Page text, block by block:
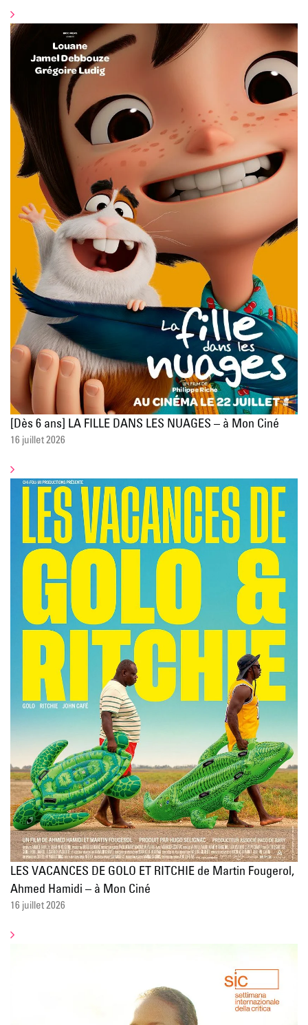
[Dès 6 ans] LA FILLE DANS LES NUAGES – à Mon Ciné
16 juillet 2026
LES VACANCES DE GOLO ET RITCHIE de Martin Fougerol,
Ahmed Hamidi – à Mon Ciné
16 juillet 2026